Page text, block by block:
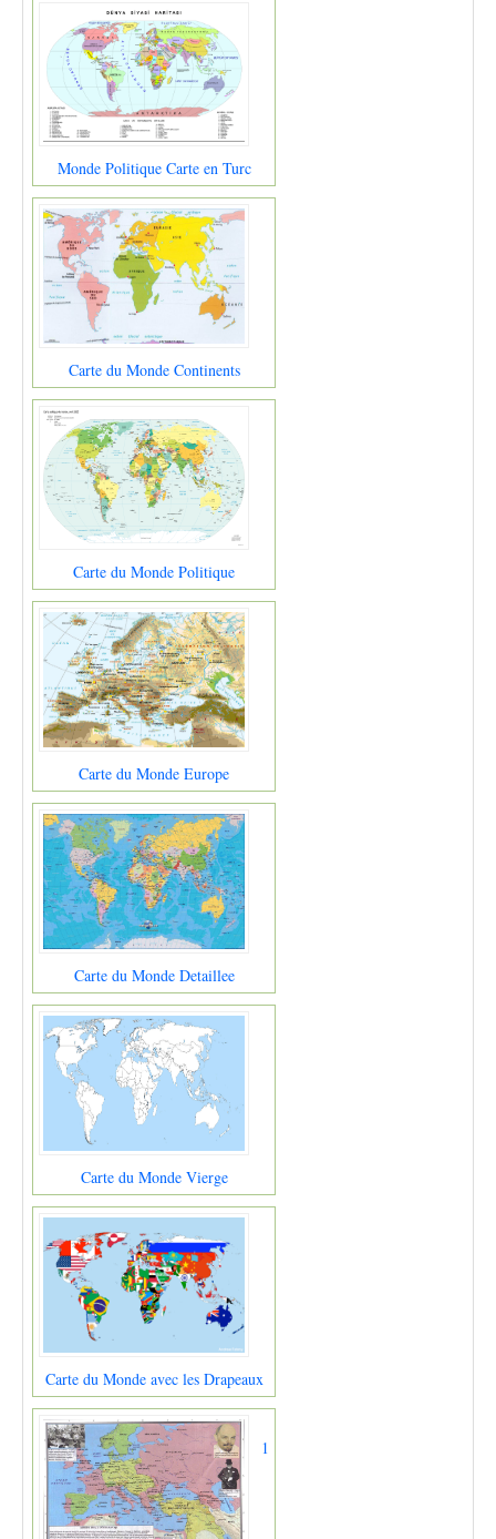
Monde Politique Carte en Turc
Carte du Monde Continents
Carte du Monde Politique
Carte du Monde Europe
Carte du Monde Detaillee
Carte du Monde Vierge
Carte du Monde avec les Drapeaux
1